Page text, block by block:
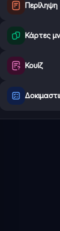
Περίληψη
Κάρτες
Κουίζ